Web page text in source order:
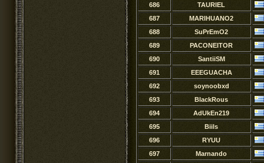
686
TAURlEL
687
MARIHUANO2
688
SuPrEmO2
689
PACONEITOR
690
SantiiSM
691
EEEGUACHA
692
soynoobxd
693
BlackRous
694
AdUkEn219
695
Biils
696
RYUU
697
Marnando